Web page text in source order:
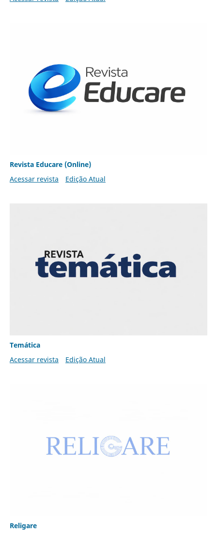
Revista Educare (Online)
Acessar revista
Edição Atual
Temática
Acessar revista
Edição Atual
Religare